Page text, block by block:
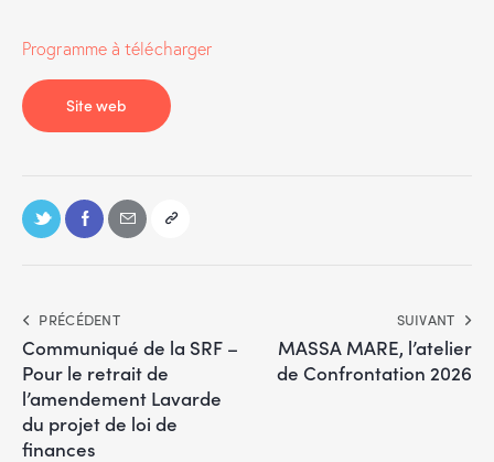
Programme à télécharger
Site web
PRÉCÉDENT
Communiqué de la SRF –
Pour le retrait de
l’amendement Lavarde
du projet de loi de
finances
SUIVANT
MASSA MARE, l’atelier
de Confrontation 2026